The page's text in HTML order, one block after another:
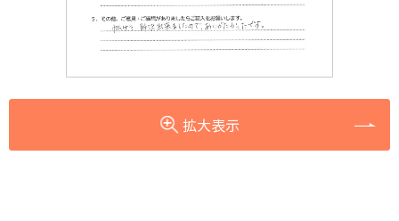
拡大表示